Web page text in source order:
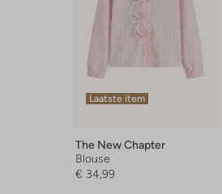
Laatste item
The New Chapter
Blouse
€ 34,99